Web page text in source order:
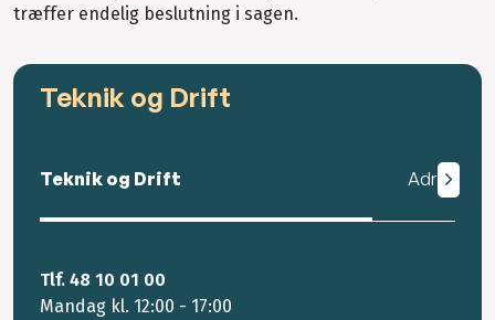
træffer endelig beslutning i sagen.
Teknik og Drift
Teknik og Drift Adresse
Tlf. 48 10 01 00
Mandag kl. 12:00 - 17:00